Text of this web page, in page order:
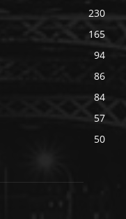
230
165
94
86
84
57
50